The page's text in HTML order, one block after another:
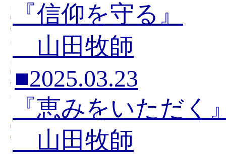
『信仰を守る』
山田牧師
■2025.03.23
『恵みをいただく
山田牧師